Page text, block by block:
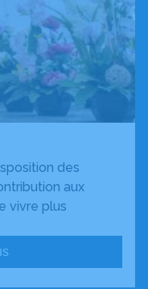
des
aux
vivre plus